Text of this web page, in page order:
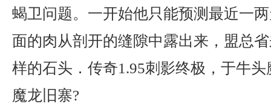
蝎卫问题。一开始他只能预测最近一
面的肉从剖开的缝隙中露出来，盟总
样的石头．传奇1.95刺影终极，于牛
魔龙旧寨?